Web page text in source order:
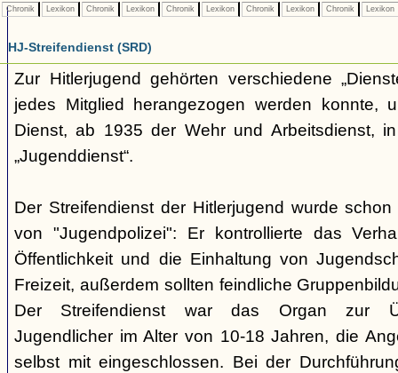
Chronik Lexikon Chronik Lexikon Chronik Lexikon Chronik Lexikon Chronik Lexikon
HJ-Streifendienst (SRD)
Zur Hitlerjugend gehörten verschiedene
jedes Mitglied herangezogen werden konnte,
Dienst, ab 1935 der Wehr und Arbeitsdienst,
„Jugenddienst“.
Der Streifendienst der Hitlerjugend wurde
von "Jugendpolizei": Er kontrollierte das
Öffentlichkeit und die Einhaltung von
Freizeit, außerdem sollten feindliche
Der Streifendienst war das Organ zur
Jugendlicher im Alter von 10-18 Jahren, die
selbst mit eingeschlossen. Bei der